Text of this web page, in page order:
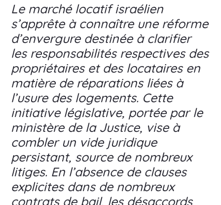
Le marché locatif israélien
s’apprête à connaître une réforme
d’envergure destinée à clarifier
les responsabilités respectives des
propriétaires et des locataires en
matière de réparations liées à
l’usure des logements. Cette
initiative législative, portée par le
ministère de la Justice, vise à
combler un vide juridique
persistant, source de nombreux
litiges. En l’absence de clauses
explicites dans de nombreux
contrats de bail, les désaccords